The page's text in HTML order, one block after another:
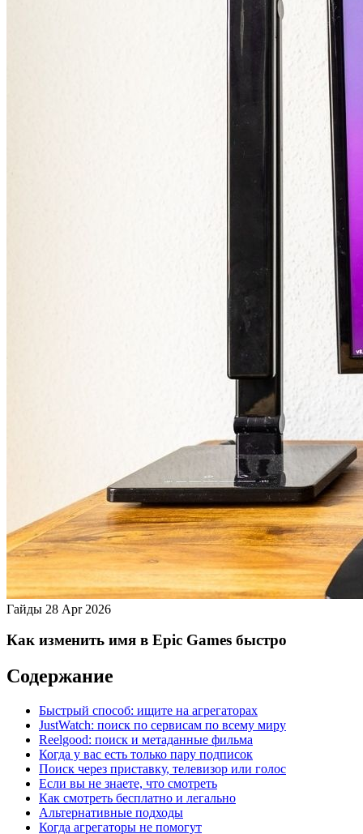
Гайды 28 Apr 2026
Как изменить имя в Epic Games быстро
Содержание
Быстрый способ: ищите на агрегаторах
JustWatch: поиск по сервисам по всему миру
Reelgood: поиск и метаданные фильма
Когда у вас есть только пару подписок
Поиск через приставку, телевизор или голос
Если вы не знаете, что смотреть
Как смотреть бесплатно и легально
Альтернативные подходы
Когда агрегаторы не помогут